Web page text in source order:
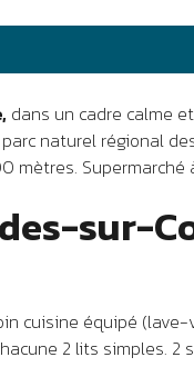
dans un cadre calme
naturel régional
mètres. Supermarché
sur-
cuisine équipé
2 lits simples. 2